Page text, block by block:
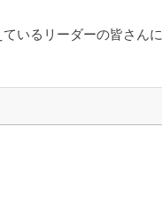
いるリーダーの皆さんに